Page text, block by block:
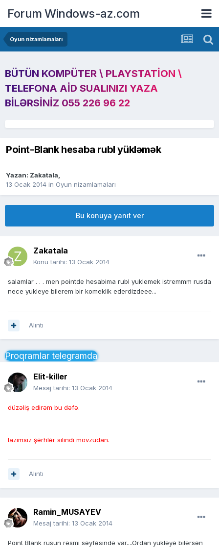
Forum Windows-az.com
Oyun nizamlamaları
BÜTÜN KOMPÜTER \ PLAYSTATION \
TELEFONA AID SUALINIZI YAZA
BILƏRSINIZ 055 226 96 22
Point-Blank hesaba rubl yükləmək
Yazan: Zakatala,
13 Ocak 2014 in Oyun nizamlamaları
Bu konuya yanıt ver
Zakatala
Konu tarihi: 13 Ocak 2014
salamlar . . . men pointde hesabima rubl yuklemek istremmm rusda
nece yukleye bilerem bir komeklik ederdizdeee...
Alıntı
Proqramlar telegramda
Elit-killer
Mesaj tarihi: 13 Ocak 2014
düzəliş edirəm bu dəfə.
lazımsız şərhlər silindi mövzudan.
Alıntı
Ramin_MUSAYEV
Mesaj tarihi: 13 Ocak 2014
Point Blank rusun rəsmi səyfəsində var....Ordan yükləyə bilərsən